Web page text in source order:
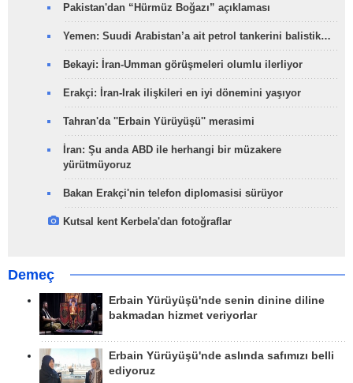
Pakistan'dan “Hürmüz Boğazı” açıklaması
Yemen: Suudi Arabistan’a ait petrol tankerini balistik…
Bekayi: İran-Umman görüşmeleri olumlu ilerliyor
Erakçi: İran-Irak ilişkileri en iyi dönemini yaşıyor
Tahran'da ''Erbain Yürüyüşü'' merasimi
İran: Şu anda ABD ile herhangi bir müzakere
yürütmüyoruz
Bakan Erakçi'nin telefon diplomasisi sürüyor
Kutsal kent Kerbela'dan fotoğraflar
Demeç
Erbain Yürüyüşü'nde senin dinine diline
bakmadan hizmet veriyorlar
Erbain Yürüyüşü'nde aslında safımızı belli
ediyoruz